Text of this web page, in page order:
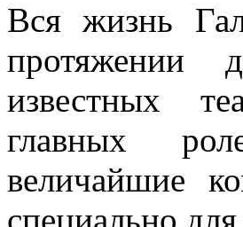
Вся жизнь
протяжении
известных
главных
величайшие